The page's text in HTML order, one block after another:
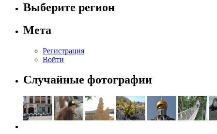
Выберите регион
Мета
Регистрация
Войти
Случайные фотографии